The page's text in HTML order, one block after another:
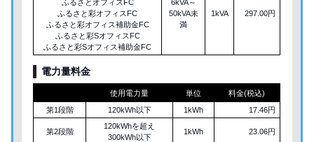
ふるさとオフィスFC
ふるさと彩オフィスFC
ふるさと彩オフィス補助金FC
ふるさと彩SオフィスFC
ふるさと彩Sオフィス補助金FC
6kVA～
50kVA未
満
1kVA 297.00円
電力量料金
使用電力量 単位
料金(税込)
第1段階
120kWh以下 1kWh 17.46円
第2段階
120kWhを超え
300kWh以下
1kWh 23.06円